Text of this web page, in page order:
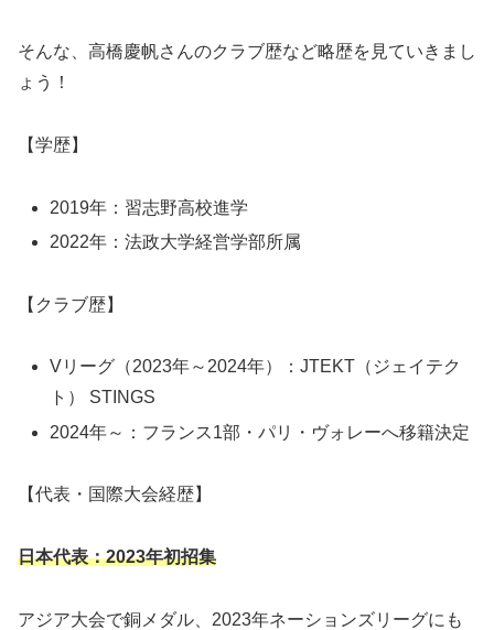
そんな、高橋慶帆さんのクラブ歴など略歴を見ていきまし
ょう！
【学歴】
2019年：習志野高校進学
2022年：法政大学経営学部所属
【クラブ歴】
Vリーグ（2023年～2024年）：JTEKT（ジェイテク
ト） STINGS
2024年～：フランス1部・パリ・ヴォレーへ移籍決定
【代表・国際大会経歴】
日本代表：2023年初招集
アジア大会で銅メダル、2023年ネーションズリーグにも